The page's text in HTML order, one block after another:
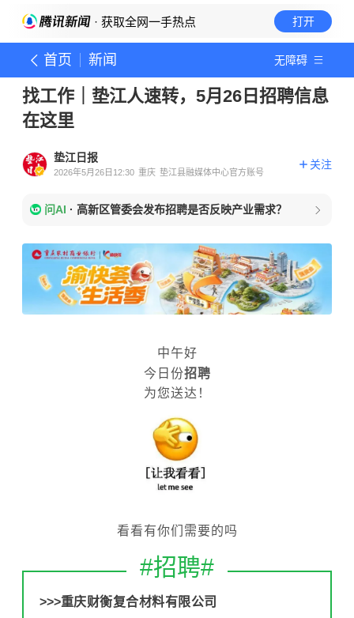
· 获取全网一手热点 打开
首页 新闻 无障碍
找工作｜垫江人速转，5月26日招聘信息
在这里
垫江日报
2026年5月26日12:30 重庆 垫江县融媒体中心官方账号
关注
问AI · 高新区管委会发布招聘是否反映产业需求？
中午好
今日份招聘
为您送达！
看看有你们需要的吗
#招聘#
>>>重庆财衡复合材料有限公司